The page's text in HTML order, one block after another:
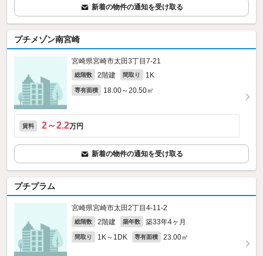
新着の物件の通知を受け取る
プチメゾン南宮崎
宮崎県宮崎市太田3丁目7-21
総階数 2階建 間取り 1K
専有面積 18.00～20.50㎡
賃料 2～2.2万円
新着の物件の通知を受け取る
プチプラム
宮崎県宮崎市太田2丁目4-11‐2
総階数 2階建 築年数 築33年4ヶ月
間取り 1K～1DK 専有面積 23.00㎡